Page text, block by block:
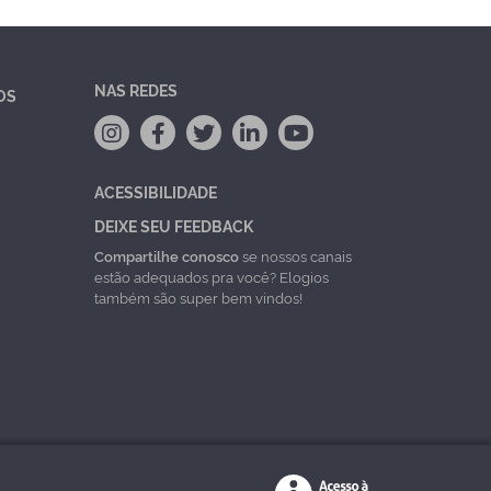
NAS REDES
ACESSIBILIDADE
DEIXE SEU FEEDBACK
Compartilhe conoscose nossos canais
estão adequados pra você? Elogios
também são super bem vindos!